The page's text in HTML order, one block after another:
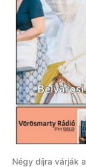
Négy díjra várják